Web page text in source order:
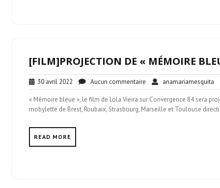
[FILM]PROJECTION DE « MÉMOIRE
30 avril 2022 30
avril
2022
Aucun commentaire Aucun
commentaire
anamariamesquita
« Mémoire bleue », le film de Lola Vieira sur Convergence 84 sera
mobylette de Brest, Roubaix, Strasbourg, Marseille et Toulouse
READ MORE